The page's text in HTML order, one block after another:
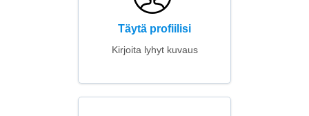
Täytä profiilisi
Kirjoita lyhyt kuvaus